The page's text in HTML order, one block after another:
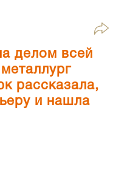
делом всей
рассказала,
и нашла